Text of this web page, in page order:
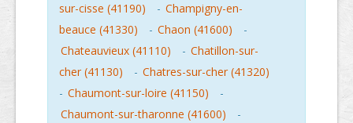
sur-cisse (41190)
- Champigny-en-
beauce (41330)
- Chaon (41600)
-
Chateauvieux (41110)
- Chatillon-sur-
cher (41130)
- Chatres-sur-cher (41320)
- Chaumont-sur-loire (41150)
-
Chaumont-sur-tharonne (41600)
-